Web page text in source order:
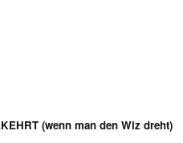
(wenn man den Wiz dreht)